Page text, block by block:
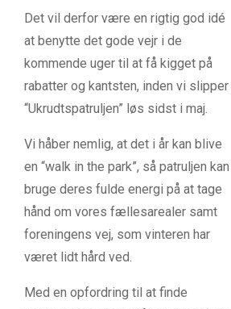
Det vil derfor være en rigtig god idé
at benytte det gode vejr i de
kommende uger til at få kigget på
rabatter og kantsten, inden vi slipper
“Ukrudtspatruljen” løs sidst i maj.
Vi håber nemlig, at det i år kan blive
en “walk in the park”, så patruljen kan
bruge deres fulde energi på at tage
hånd om vores fællesarealer samt
foreningens vej, som vinteren har
været lidt hård ved.
Med en opfordring til at finde